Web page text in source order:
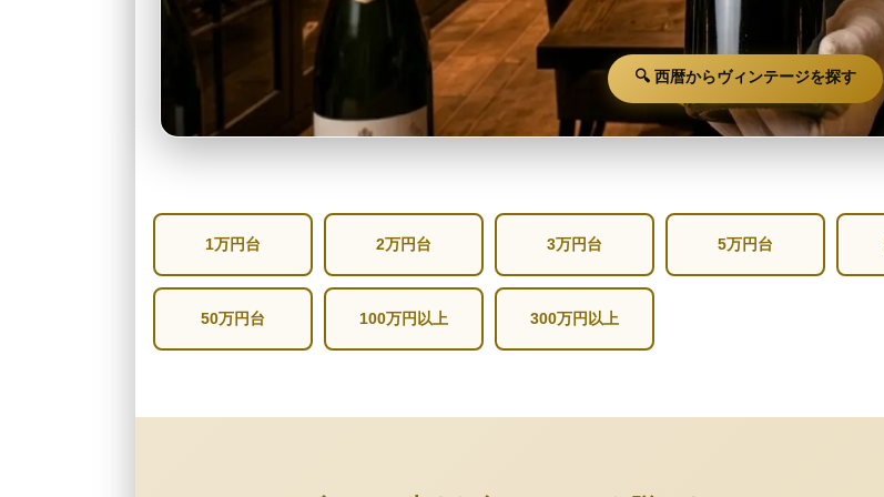
🔍 西暦からヴィンテージを探す
1万円台 2万円台 3万円台 5万円台
50万円台 100万円以上 300万円以上